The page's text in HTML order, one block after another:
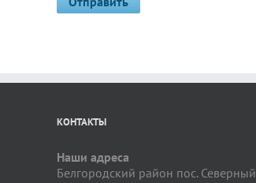
КОНТАКТЫ
Наши адреса
Белгородский район пос. Северный